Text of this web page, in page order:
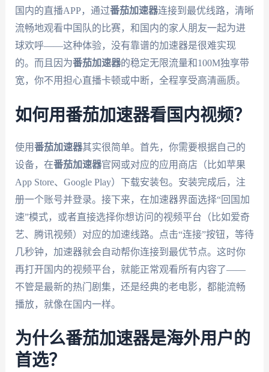
国内的直播APP，通过番茄加速器连接到最优线路，清晰
流畅地观看中国队的比赛，和国内的家人朋友一起为进
球欢呼——这种体验，没有靠谱的加速器是很难实现
的。而且因为番茄加速器的稳定无限流量和100M独享带
宽，你不用担心直播卡顿或中断，全程享受高清画质。
如何用番茄加速器看国内视频？
使用番茄加速器其实很简单。首先，你需要根据自己的
设备，在番茄加速器官网或对应的应用商店（比如苹果
App Store、Google Play）下载安装包。安装完成后，注
册一个账号并登录。接下来，在加速器界面选择“回国加
速”模式，或者直接选择你想访问的视频平台（比如爱奇
艺、腾讯视频）对应的加速线路。点击“连接”按钮，等待
几秒钟，加速器就会自动帮你连接到最优节点。这时你
再打开国内的视频平台，就能正常观看所有内容了——
不管是最新的热门剧集，还是经典的老电影，都能流畅
播放，就像在国内一样。
为什么番茄加速器是海外用户的
首选？